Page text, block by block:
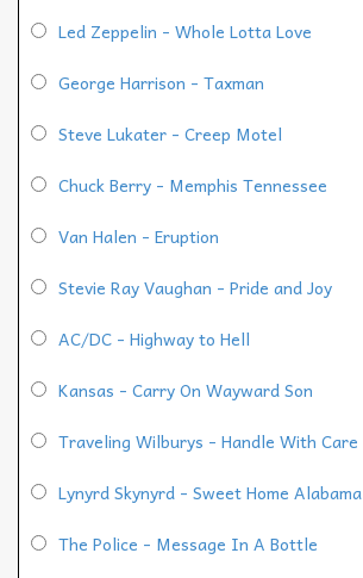
Led Zeppelin - Whole Lotta Love
George Harrison - Taxman
Steve Lukater - Creep Motel
Chuck Berry - Memphis Tennessee
Van Halen - Eruption
Stevie Ray Vaughan - Pride and Joy
AC/DC - Highway to Hell
Kansas - Carry On Wayward Son
Traveling Wilburys - Handle With Care
Lynyrd Skynyrd - Sweet Home Alabama
The Police - Message In A Bottle